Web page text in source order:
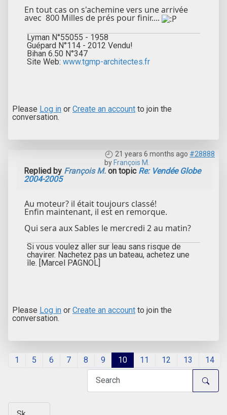
En tout cas on s'achemine vers une arrivée
avec 800 Milles de prés pour finir....
Lyman N°55055 - 1958
Guépard N°114 - 2012 Vendu!
Bihan 6.50 N°347
Site Web: www.tgmp-architectes.fr
Please Log in or Create an account to join the
conversation.
21 years 6 months ago #28888
by François M.
Replied by François M. on topic Re: Vendée Globe
2004-2005
Au moteur? il était toujours classé!
Enfin maintenant, il est en remorque.
Qui sera aux Sables le mercredi 2 au matin?
Si vous voulez aller sur leau sans risque de
chavirer. Nachetez pas un bateau, achetez une
île. [Marcel PAGNOL]
Please Log in or Create an account to join the
conversation.
1 5 6 7 8 9 10 11 12 13 14